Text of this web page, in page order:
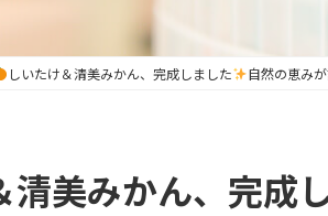
しいたけ＆清美みかん、完成しました 自然の恵み
清美みかん、完成